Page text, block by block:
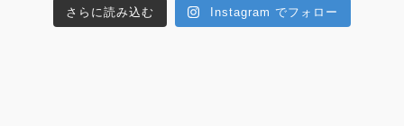
さらに読み込む Instagram でフォロー